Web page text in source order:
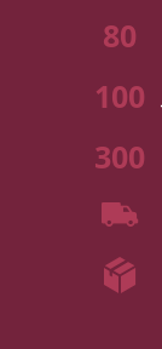
80
100
300